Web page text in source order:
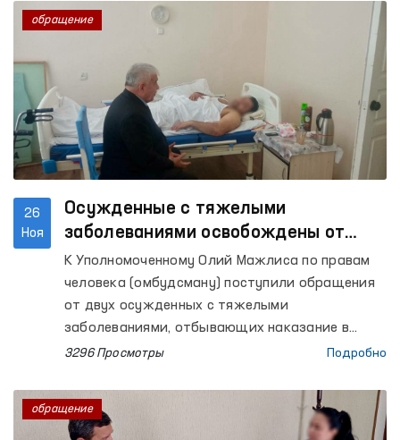
26
Ноя
Осужденные с тяжелыми
заболеваниями освобождены от
отбытия наказания
К Уполномоченному Олий Мажлиса по правам
человека (омбудсману) поступили обращения
от двух осужденных с тяжелыми
заболеваниями, отбывающих наказание в
колонии-поселение №41 Сурхандарьинской
освобождении от отбытия наказания.
3296 Просмотры Подробно
обращение
обращение